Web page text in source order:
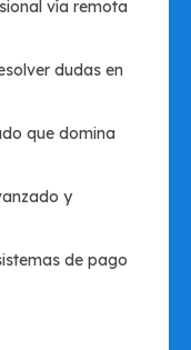
vía remota
dudas en
que domina
y
de pago